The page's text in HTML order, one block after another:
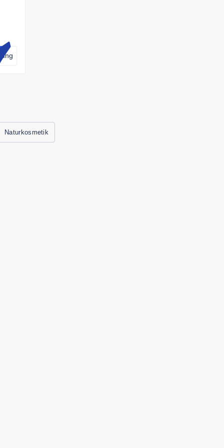
dung
Naturkosmetik